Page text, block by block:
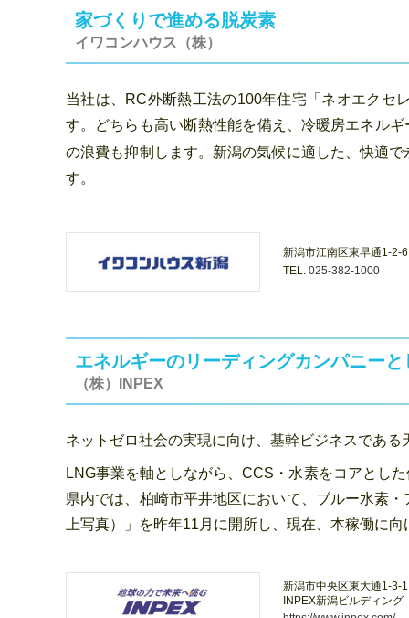
家づくりで進める脱炭素
イワコンハウス（株）
当社は、RC外断熱工法の100年住宅「ネオエクセ
す。どちらも高い断熱性能を備え、冷暖房エネルギ
の浪費も抑制します。新潟の気候に適した、快適
す。
新潟市江南区東早通1-2-6
TEL. 025-382-1000
エネルギーのリーディングカンパニーと
（株）INPEX
ネットゼロ社会の実現に向け、基幹ビジネスである
LNG事業を軸としながら、CCS・水素をコアとし
県内では、柏崎市平井地区において、ブルー水素
上写真）」を昨年11月に開所し、現在、本稼働に
新潟市中央区東大通1-3-1
INPEX新潟ビルディング